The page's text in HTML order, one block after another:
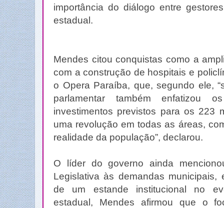
importância do diálogo entre
estadual.
Mendes citou conquistas como a
com a construção de hospitais e
o Opera Paraíba, que, segundo ele,
parlamentar também enfatizou
investimentos previstos para os 223
uma revolução em todas as áreas,
realidade da população”, declarou.
O líder do governo ainda
Legislativa às demandas municipais,
de um estande institucional no
estadual, Mendes afirmou que o